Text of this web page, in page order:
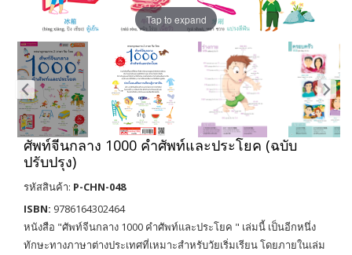
Tap to expand
ศัพท์จีนกลาง 1000 คำศัพท์และประโยค (ฉบับ
ปรับปรุง)
รหัสสินค้า: P-CHN-048
ISBN: 9786164302464
หนังสือ "ศัพท์จีนกลาง 1000 คำศัพท์และประโยค " เล่มนี้ เป็นอีกหนึ่ง
ทักษะทางภาษาต่างประเทศที่เหมาะสำหรับวัยเริ่มเรียน โดยภายในเล่ม